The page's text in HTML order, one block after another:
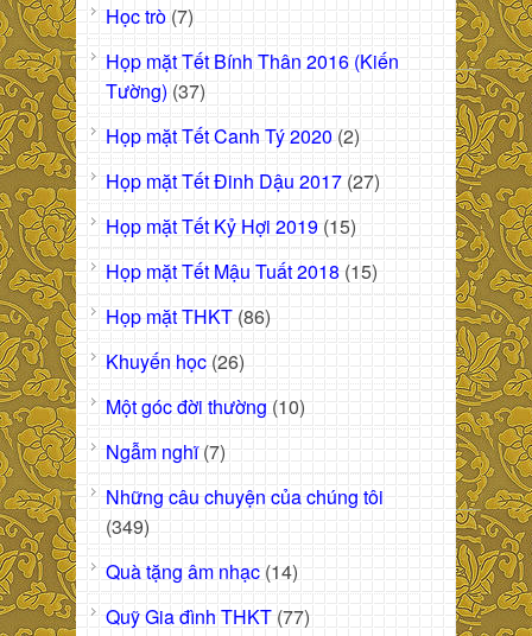
Học trò (7)
Họp mặt Tết Bính Thân 2016 (Kiến
Tường) (37)
Họp mặt Tết Canh Tý 2020 (2)
Họp mặt Tết Đinh Dậu 2017 (27)
Họp mặt Tết Kỷ Hợi 2019 (15)
Họp mặt Tết Mậu Tuất 2018 (15)
Họp mặt THKT (86)
Khuyến học (26)
Một góc đời thường (10)
Ngẫm nghĩ(7)
Những câu chuyện của chúng tôi
(349)
Quà tặng âm nhạc (14)
Quỹ Gia đình THKT (77)